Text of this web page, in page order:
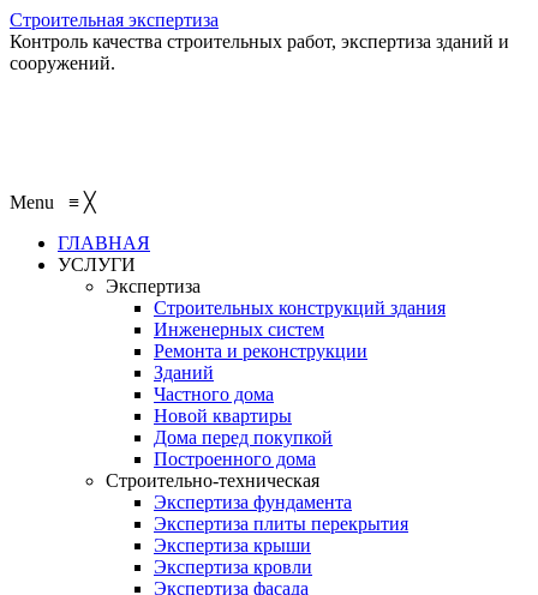
Строительная экспертиза
Контроль качества строительных работ, экспертиза зданий и
сооружений.
Menu ≡ ╳
ГЛАВНАЯ
УСЛУГИ
Экспертиза
Строительных конструкций здания
Инженерных систем
Ремонта и реконструкции
Зданий
Частного дома
Новой квартиры
Дома перед покупкой
Построенного дома
Строительно-техническая
Экспертиза фундамента
Экспертиза плиты перекрытия
Экспертиза крыши
Экспертиза кровли
Экспертиза фасада